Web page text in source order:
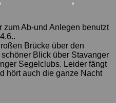
zum Ab-und Anlegen benutzt
Brücke über den
Blick über Stavanger
Segelclubs. Leider fängt
hört auch die ganze Nacht